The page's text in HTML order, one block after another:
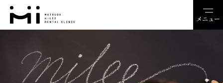
メニュー